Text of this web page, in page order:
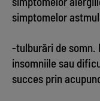
simptomelor
-tulburări de somn.
insomniile sau
succes prin